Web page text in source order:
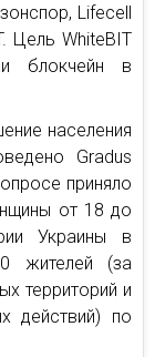
Lifecell
Цель WhiteBIT
блокчейн в
населения
Gradus
приняло
от 18 до
Украины в
жителей (за
территорий и
действий) по